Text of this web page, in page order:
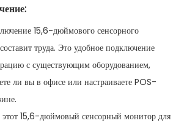
15,6-дюймового сенсорного
труда. Это удобное подключение
с существующим оборудованием,
ли вы в офисе или настраиваете POS-
15,6-дюймовый сенсорный монитор для